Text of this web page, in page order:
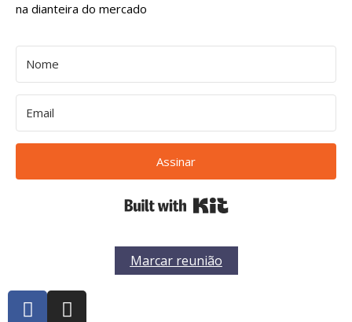
na dianteira do mercado
Assinar
Marcar reunião